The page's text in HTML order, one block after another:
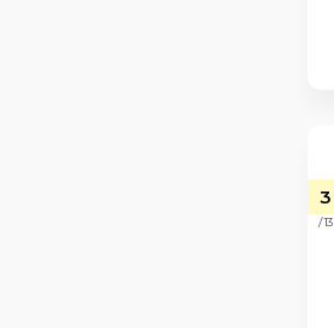
3
/ 13